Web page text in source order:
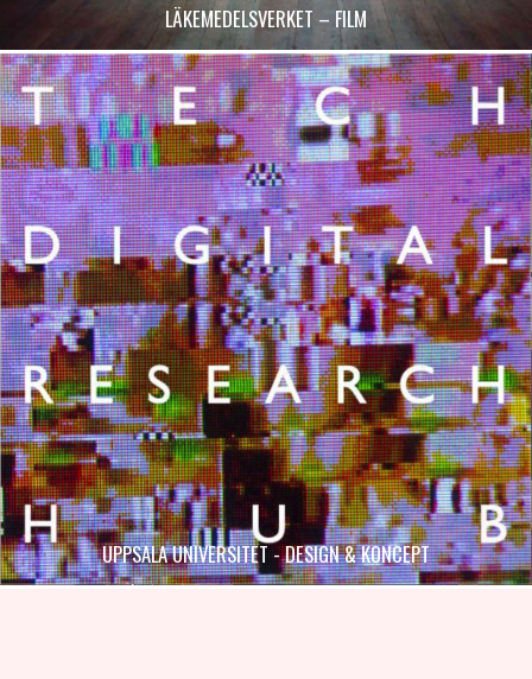
LÄKEMEDELSVERKET – FILM
UPPSALA UNIVERSITET - DESIGN & KONCEPT